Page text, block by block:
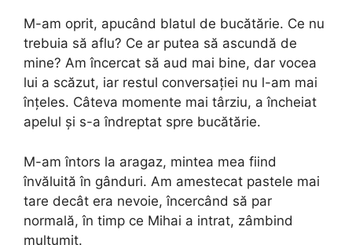
M-am oprit, apucând blatul de bucătărie. Ce nu
trebuia să aflu? Ce ar putea să ascundă de
mine? Am încercat să aud mai bine, dar vocea
lui a scăzut, iar restul conversației nu l-am mai
înțeles. Câteva momente mai târziu, a încheiat
apelul și s-a îndreptat spre bucătărie.
M-am întors la aragaz, mintea mea fiind
învăluită în gânduri. Am amestecat pastele mai
tare decât era nevoie, încercând să par
normală, în timp ce Mihai a intrat, zâmbind
mulțumit.